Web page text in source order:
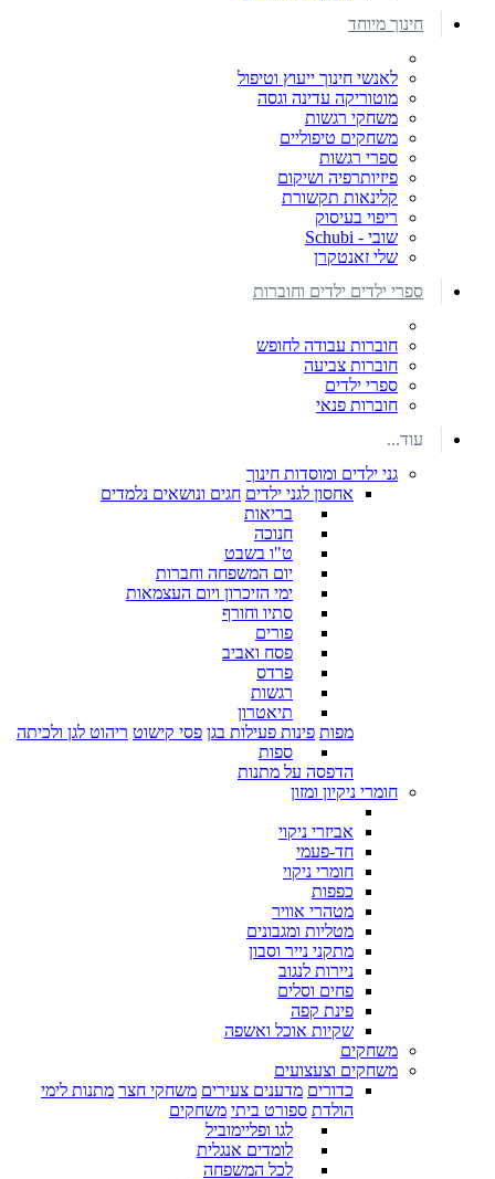
חינוך מיוחד
לאנשי חינוך ייעוץ וטיפול
מוטוריקה עדינה וגסה
משחקי רגשות
משחקים טיפוליים
ספרי רגשות
פיזיותרפיה ושיקום
קלינאות תקשורת
ריפוי בעיסוק
שובי - Schubi
שלי זאנטקרן
ספרי ילדים ילדים וחוברות
חוברות עבודה לחופש
חוברות צביעה
ספרי ילדים
חוברות פנאי
עוד...
גני ילדים ומוסדות חינוך
אחסון לגני ילדים חגים ונושאים נלמדים
בריאות
חנוכה
ט"ו בשבט
יום המשפחה וחברות
ימי הזיכרון ויום העצמאות
סתיו וחורף
פורים
פסח ואביב
פרדס
רגשות
תיאטרון
מפות פינות פעילות בגן פסי קישוט ריהוט לגן ולכיתה
ספות
הדפסה על מתנות
חומרי ניקיון ומזון
אביזרי ניקוי
חד-פעמי
חומרי ניקוי
כפפות
מטהרי אוויר
מטליות ומגבונים
מתקני נייר וסבון
ניירות לנגוב
פחים וסלים
פינת קפה
שקיות אוכל ואשפה
משחקים
משחקים וצעצועים
כדורים מדענים צעירים משחקי חצר מתנות לימי
הולדת ספורט ביתי משחקים
לגו ופליימוביל
לומדים אנגלית
לכל המשפחה